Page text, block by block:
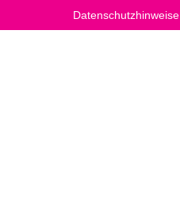
springen
Datenschutzhinweise